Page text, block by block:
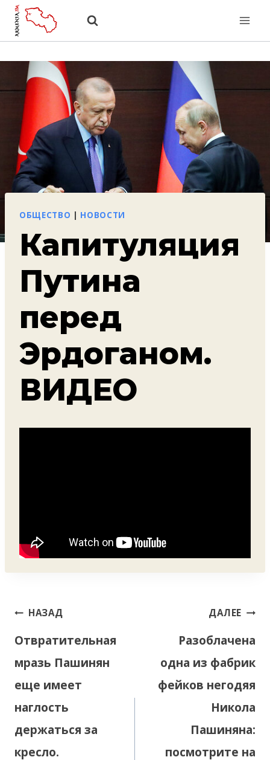
Перейти
ОБЩЕСТВО НОВОСТИ
Капитуляция
Путина
перед
Эрдоганом.
ВИДЕО
Навигация
записям
НАЗАД
Отвратительная
мразь Пашинян
еще имеет
наглость
держаться за
кресло.
ДАЛЕЕ
Разоблачена
одна из фабрик
фейков негодяя
Никола
Пашиняна:
посмотрите на